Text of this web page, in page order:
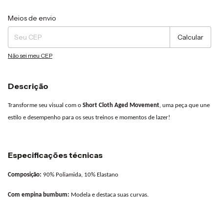
Entregas para o CEP:
Meios de envio
Calcular
Não sei meu CEP
Descrição
Transforme seu visual com o Short Cloth Aged Movement, uma peça que une
estilo e desempenho para os seus treinos e momentos de lazer!
Especificações técnicas
Composição: 90% Poliamida, 10% Elastano
Com empina bumbum: Modela e destaca suas curvas.